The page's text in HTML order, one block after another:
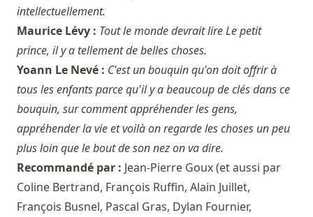
intellectuellement.
Maurice Lévy : Tout le monde devrait lire Le petit
prince, il y a tellement de belles choses.
Yoann Le Nevé : C'est un bouquin qu'on doit offrir à
tous les enfants parce qu'il y a beaucoup de clés dans ce
bouquin, sur comment appréhender les gens,
appréhender la vie et voilà on regarde les choses un peu
plus loin que le bout de son nez on va dire.
Recommandé par : Jean-Pierre Goux(et aussi par
Coline Bertrand, François Ruffin, Alain Juillet,
François Busnel, Pascal Gras, Dylan Fournier,